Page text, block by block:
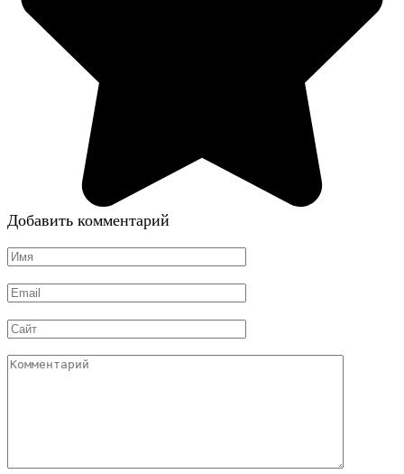
Добавить комментарий
Имя
Email
Сайт
Комментарий